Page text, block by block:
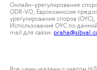
Онлайн-урегулирование
ODR-VO, Еврокомиссия
урегулирования споров
Использование ОУС по
mail для связи: